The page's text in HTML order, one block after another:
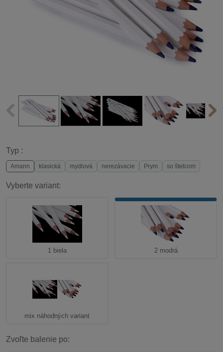
Typ :
Amann klasická mydlová nerezávacie Prym so štetcom
Vyberte variant:
1 biela 2 modrá
mix náhodných variant
Zvoľte balenie po: